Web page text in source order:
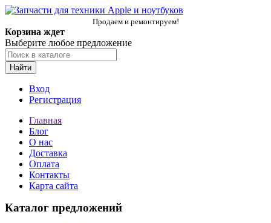
Продаем и ремонтируем!
Корзина ждет
Выберите любое предложение
Найти
Вход
Регистрация
Главная
Блог
О нас
Доставка
Оплата
Контакты
Карта сайта
Каталог предложений